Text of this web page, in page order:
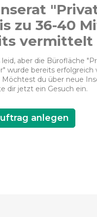
zu 36-40
vermittelt
aber die Bürofläche
wurde bereits
Möchtest du über neue
dir jetzt ein Gesuch ein.
anlegen